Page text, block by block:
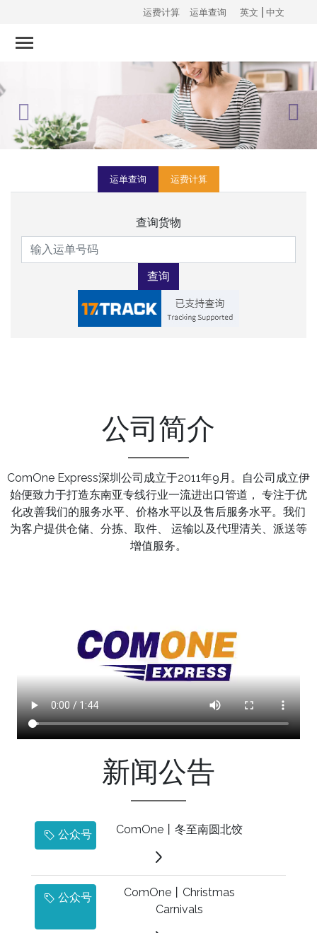
运费计算 运单查询 英文 中文
Previous Next
运单查询 运费计算
查询货物
查询
公司简介
ComOne Express深圳公司成立于2011年9月。自公司成立伊
始便致力于打造东南亚专线行业一流进出口管道， 专注于优
化改善我们的服务水平、价格水平以及售后服务水平。我们
为客户提供仓储、分拣、取件、 运输以及代理清关、派送等
增值服务。
新闻公告
公众号 ComOne丨冬至南圆北饺
公众号
ComOne丨Christmas
Carnivals